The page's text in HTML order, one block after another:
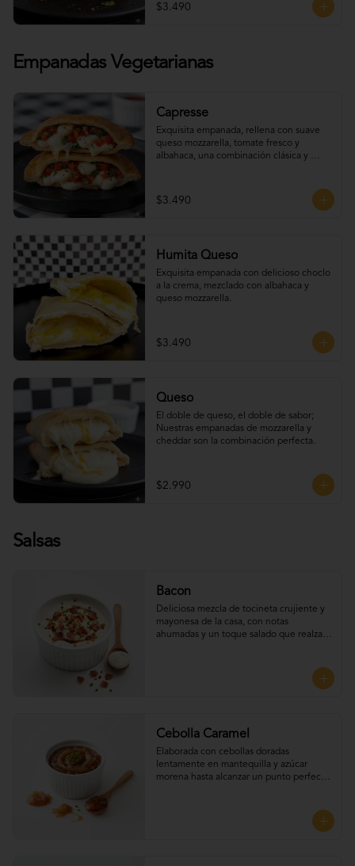
$3.490
Empanadas Vegetarianas
Capresse
Exquisita empanada, rellena con suave
queso mozzarella, tomate fresco y
albahaca, una combinación clásica y
$3.490
Humita Queso
Exquisita empanada con delicioso choclo
a la crema, mezclado con albahaca y
queso mozzarella.
$3.490
Queso
El doble de queso, el doble de sabor;
Nuestras empanadas de mozzarella y
cheddar son la combinación perfecta.
$2.990
Salsas
Bacon
Deliciosa mezcla de tocineta crujiente y
mayonesa de la casa, con notas
ahumadas y un toque salado que realza
Cebolla Caramel
Elaborada con cebollas doradas
lentamente en mantequilla y azúcar
morena hasta alcanzar un punto perfecto